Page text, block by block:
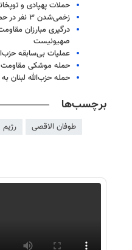
حملات پهپادی و
زخمی‌شدن ۳ نفر در حمله رژیم صهیونیستی به جنوب لبنان
درگیری مبارزان
صهیونیست
عملیات بی‌سابقه
حمله موشکی
حمله حزب‌الله لبنان به ۳ شهرک و یک موضع نظامی صهیونیستی
برچسب‌ها
طوفان الاقصی
روزنامه‌های ورزشی